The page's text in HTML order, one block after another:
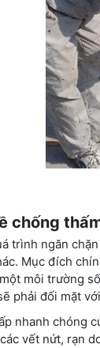
chống
trình ngăn
Mục đích
môi trường
phải đối mặt
nhanh chóng
vết nứt, rạn